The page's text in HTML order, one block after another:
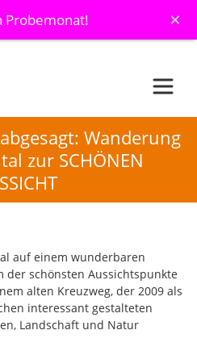
Probemonat! ×
Wanderung
zur SCHÖNEN
auf einem wunderbaren
der schönsten Aussichtspunkte
alten Kreuzweg, der 2009 als
interessant gestalteten
Landschaft und Natur